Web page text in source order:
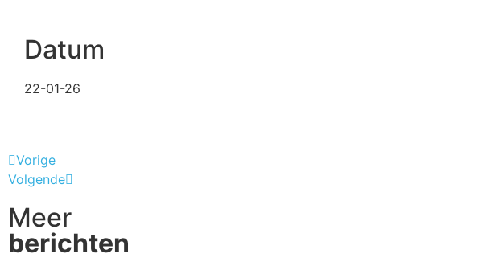
Datum
22-01-26
Vorige
Volgende
Meer
berichten